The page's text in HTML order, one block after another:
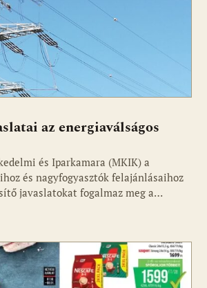
az energiaválságos
és Iparkamara (MKIK) a
és nagyfogyasztók felajánlásaihoz
javaslatokat fogalmaz meg a…